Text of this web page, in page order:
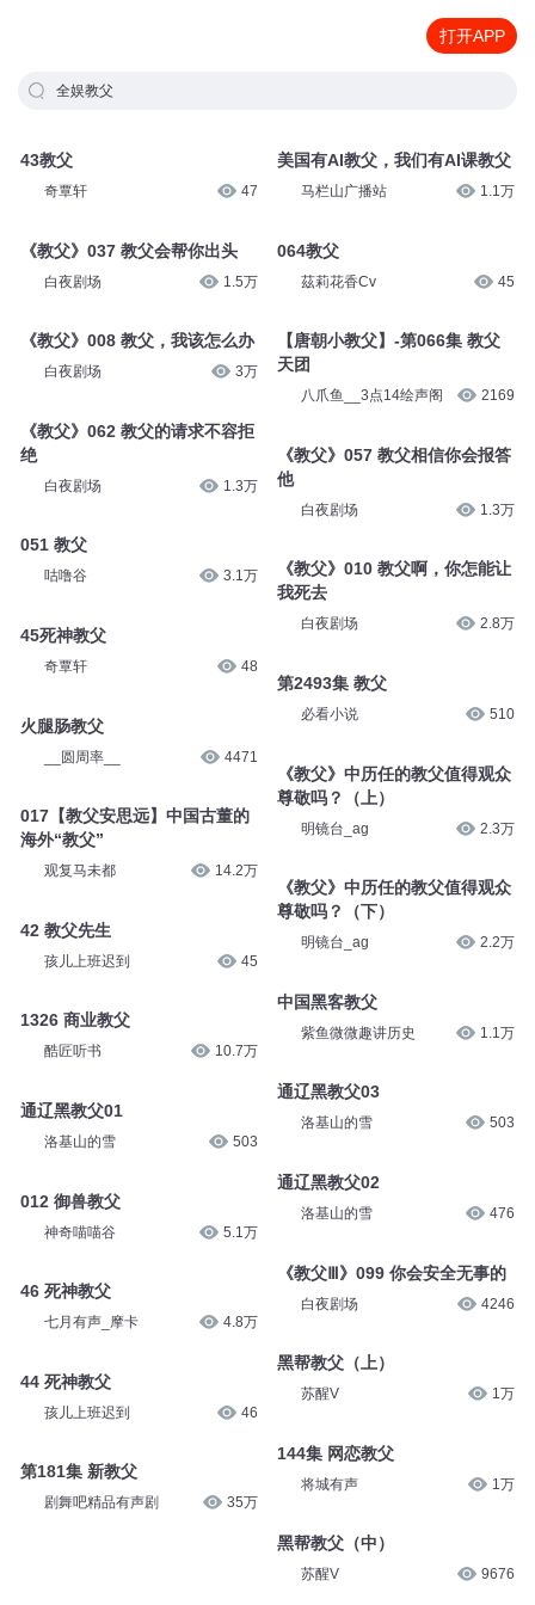
打开APP
全娱教父
43教父
奇覃轩 47
《教父》037 教父会帮你出头
白夜剧场 1.5万
《教父》008 教父，我该怎么办
白夜剧场 3万
《教父》062 教父的请求不容拒
绝
白夜剧场 1.3万
051 教父
咕噜谷 3.1万
45死神教父
奇覃轩 48
火腿肠教父
__圆周率__ 4471
017【教父安思远】中国古董的
海外“教父”
观复马未都 14.2万
42 教父先生
孩儿上班迟到 45
1326 商业教父
酷匠听书 10.7万
通辽黑教父01
洛基山的雪 503
012 御兽教父
神奇喵喵谷 5.1万
46 死神教父
七月有声_摩卡 4.8万
44 死神教父
孩儿上班迟到 46
第181集 新教父
剧舞吧精品有声剧 35万
美国有AI教父，我们有AI课教父
马栏山广播站 1.1万
064教父
茲莉花香Cv 45
【唐朝小教父】-第066集 教父
天团
八爪鱼__3点14绘声阁 2169
《教父》057 教父相信你会报答
他
白夜剧场 1.3万
《教父》010 教父啊，你怎能让
我死去
白夜剧场 2.8万
第2493集 教父
必看小说 510
《教父》中历任的教父值得观众
尊敬吗？（上）
明镜台_ag 2.3万
《教父》中历任的教父值得观众
尊敬吗？（下）
明镜台_ag 2.2万
中国黑客教父
紫鱼微微趣讲历史 1.1万
通辽黑教父03
洛基山的雪 503
通辽黑教父02
洛基山的雪 476
《教父Ⅲ》099 你会安全无事的
白夜剧场 4246
黑帮教父（上）
苏醒V 1万
144集 网恋教父
将城有声 1万
黑帮教父（中）
苏醒V 9676